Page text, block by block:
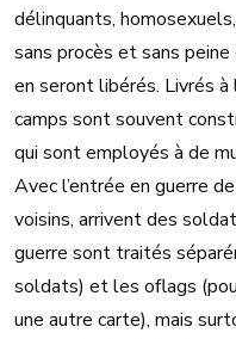
délinquants,
sans procès et sans
en seront libérés. Livrés
camps sont souvent
qui sont employés à de
Avec l’entrée en guerre
voisins, arrivent des
guerre sont traités
soldats) et les oflags
une autre carte), mais